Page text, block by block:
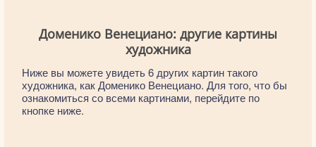
Доменико Венециано: другие картины
художника
Ниже вы можете увидеть 6 других картин такого
художника, как Доменико Венециано. Для того, что бы
ознакомиться со всеми картинами, перейдите по
кнопке ниже.